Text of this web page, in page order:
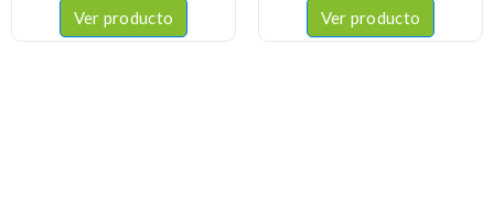
Ver producto Ver producto